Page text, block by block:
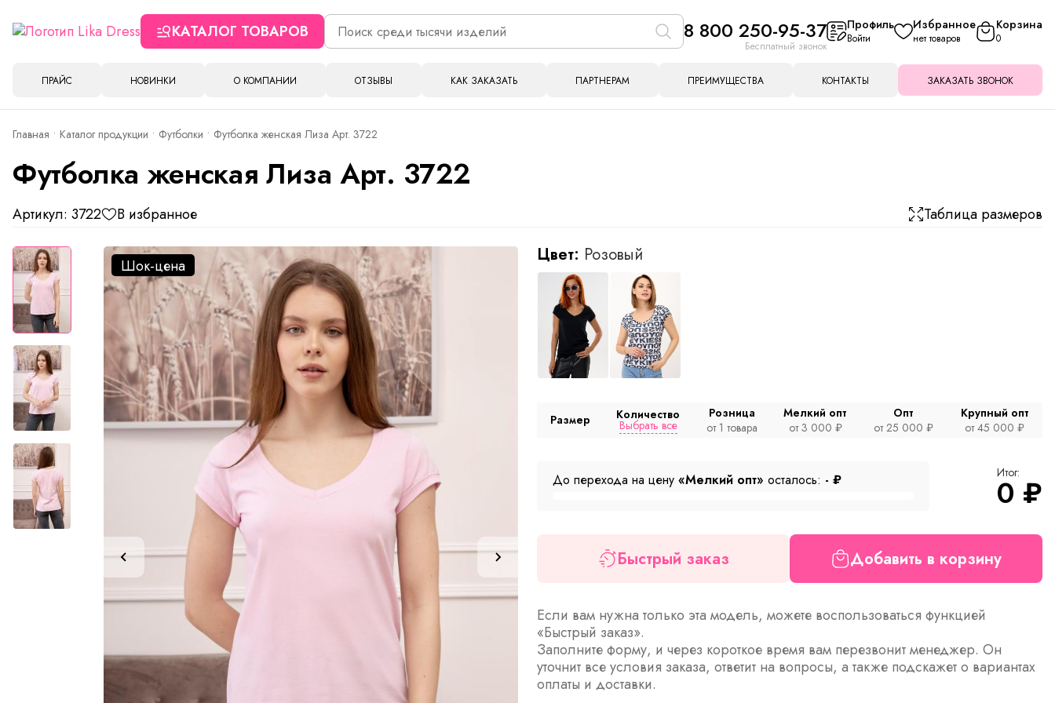
КАТАЛОГ ТОВАРОВ 8 800 250-95-37
Бесплатный звонок
Профиль
Войти
Избранное
нет товаров
Корзина
0
ПРАЙС НОВИНКИ О КОМПАНИИ ОТЗЫВЫ КАК ЗАКАЗАТЬ ПАРТНЕРАМ ПРЕИМУЩЕСТВА КОНТАКТЫ ЗАКАЗАТЬ ЗВОНОК
Главная Каталог продукции Футболки Футболка женская Лиза Арт. 3722
Футболка женская Лиза Арт. 3722
Артикул: 3722 В избранное Таблица размеров
Шок-цена Цвет: Розовый
Размер Количество
Выбрать все
Розница
от 1 товара
Мелкий опт
от 3 000 ₽
Опт
от 25 000 ₽
Крупный опт
от 45 000 ₽
До перехода на цену «Мелкий опт» осталось: - ₽ Итог:
0 ₽
Быстрый заказ Добавить в корзину
Если вам нужна только эта модель, можете воспользоваться функцией
«Быстрый заказ».
Заполните форму, и через короткое время вам перезвонит менеджер. Он
уточнит все условия заказа, ответит на вопросы, а также подскажет о вариантах
оплаты и доставки.